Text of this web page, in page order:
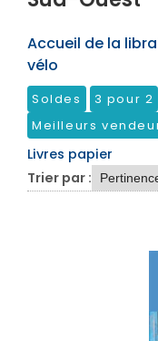
Accueil de la
vélo
Soldes 3 pour 2
Meilleurs
Livres papier
Trier par :